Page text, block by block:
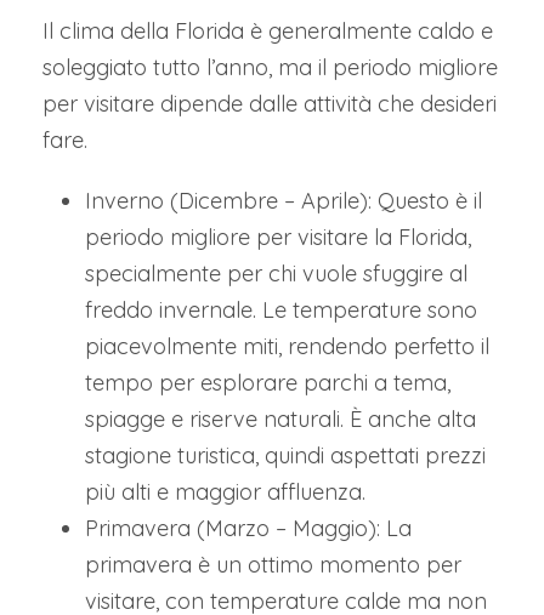
Il clima della Florida è generalmente caldo e
soleggiato tutto l’anno, ma il periodo migliore
per visitare dipende dalle attività che desideri
fare.
Inverno (Dicembre – Aprile): Questo è il
periodo migliore per visitare la Florida,
specialmente per chi vuole sfuggire al
freddo invernale. Le temperature sono
piacevolmente miti, rendendo perfetto il
tempo per esplorare parchi a tema,
spiagge e riserve naturali. È anche alta
stagione turistica, quindi aspettati prezzi
più alti e maggior affluenza.
Primavera (Marzo – Maggio): La
primavera è un ottimo momento per
visitare, con temperature calde ma non